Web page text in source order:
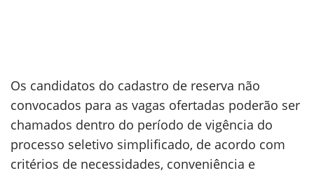
Os candidatos do cadastro de reserva não
convocados para as vagas ofertadas poderão ser
chamados dentro do período de vigência do
processo seletivo simplificado, de acordo com
critérios de necessidades, conveniência e